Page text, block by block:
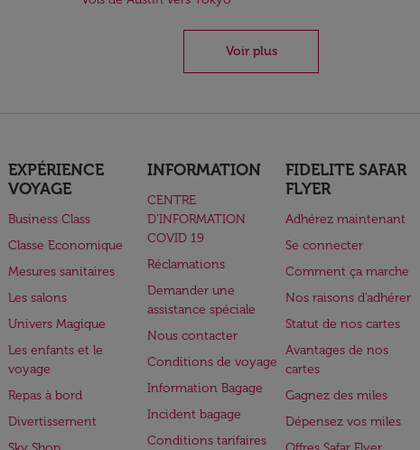
Voir plus
EXPÉRIENCE
VOYAGE
Business Class
Classe Economique
Mesures sanitaires
Les salons
Univers Magique
Les enfants et le
voyage
Repas à bord
Divertissement
INFORMATION
CENTRE
D’INFORMATION
COVID 19
Réclamations
Demander une
assistance spéciale
Nous contacter
Conditions de voyage
Information Bagage
Incident bagage
Conditions tarifaires
FIDELITE SAFAR
FLYER
Adhérez maintenant
Se connecter
Comment ça marche
Nos raisons d'adhérer
Statut de nos cartes
Avantages de nos
cartes
Gagnez des miles
Dépensez vos miles